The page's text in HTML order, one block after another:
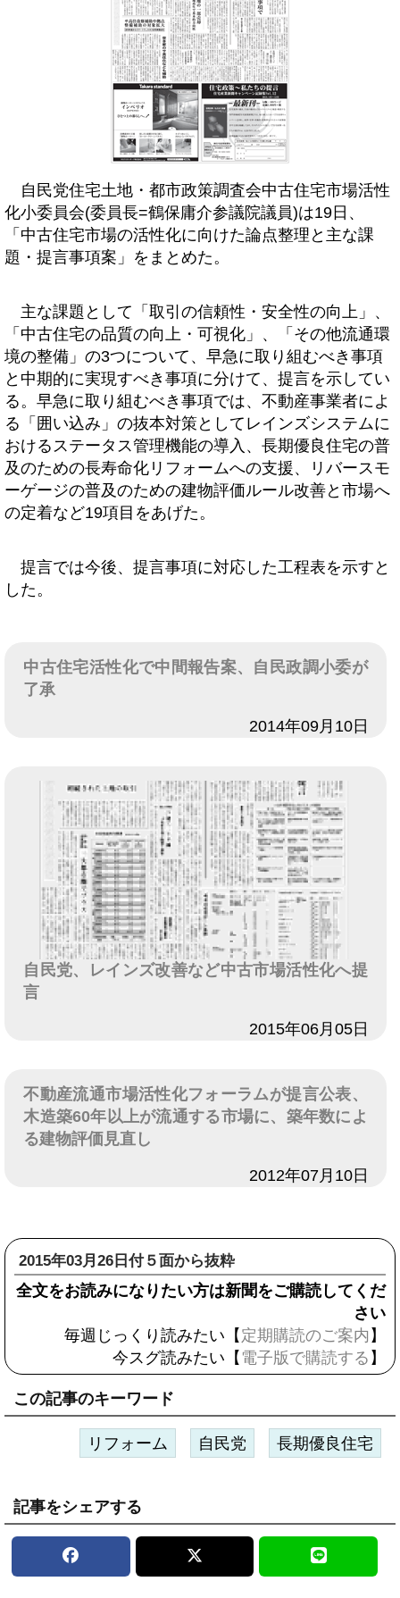
自民党住宅土地・都市政策調査会中古住宅市場活性
化小委員会(委員長=鶴保庸介参議院議員)は19日、
「中古住宅市場の活性化に向けた論点整理と主な課
題・提言事項案」をまとめた。
主な課題として「取引の信頼性・安全性の向上」、
「中古住宅の品質の向上・可視化」、「その他流通環
境の整備」の3つについて、早急に取り組むべき事項
と中期的に実現すべき事項に分けて、提言を示してい
る。早急に取り組むべき事項では、不動産事業者によ
る「囲い込み」の抜本対策としてレインズシステムに
おけるステータス管理機能の導入、長期優良住宅の普
及のための長寿命化リフォームへの支援、リバースモ
ーゲージの普及のための建物評価ルール改善と市場へ
の定着など19項目をあげた。
提言では今後、提言事項に対応した工程表を示すと
した。
中古住宅活性化で中間報告案、自民政調小委が
了承
2014年09月10日
自民党、レインズ改善など中古市場活性化へ提
言
2015年06月05日
不動産流通市場活性化フォーラムが提言公表、
木造築60年以上が流通する市場に、築年数によ
る建物評価見直し
2012年07月10日
2015年03月26日付５面から抜粋
全文をお読みになりたい方は新聞をご購読してくだ
さい
毎週じっくり読みたい【 定期購読のご案内 】
今スグ読みたい【 電子版で購読する 】
この記事のキーワード
リフォーム 自民党 長期優良住宅
記事をシェアする